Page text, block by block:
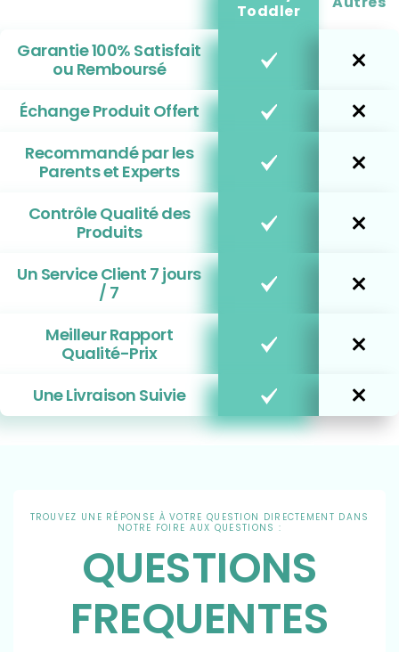
Toddler
Garantie 100% Satisfait
ou Remboursé
Échange Produit Offert
Recommandé par les
Parents et Experts
Contrôle Qualité des
Produits
Un Service Client 7 jours
/ 7
Meilleur Rapport
Qualité-Prix
Une Livraison Suivie
TROUVEZ UNE RÉPONSE À VOTRE QUESTION DIRECTEMENT DANS
NOTRE FOIRE AUX QUESTIONS :
QUESTIONS
FREQUENTES